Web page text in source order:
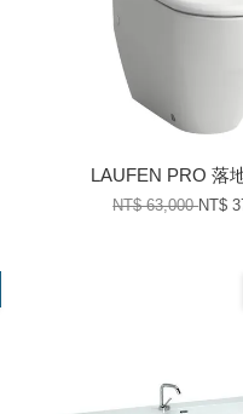
LAUFEN PRO 落
NT$ 63,000NT$